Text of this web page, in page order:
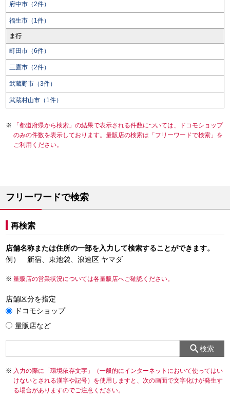
府中市（2件）
福生市（1件）
ま行
町田市（6件）
三鷹市（2件）
武蔵野市（3件）
武蔵村山市（1件）
「都道府県から検索」の結果で表示される件数については、ドコモショップ
のみの件数を表示しております。量販店の検索は「フリーワードで検索」を
ご利用ください。
フリーワードで検索
再検索
店舗名称または住所の一部を入力して検索することができます。
例） 新宿、東池袋、浪速区 ヤマダ
量販店の営業状況については各量販店へご確認ください。
店舗区分を指定
ドコモショップ
量販店など
検索
入力の際に「環境依存文字」（一般的にインターネットにおいて使ってはい
けないとされる漢字や記号）を使用しますと、次の画面で文字化けが発生す
る場合がありますのでご注意ください。